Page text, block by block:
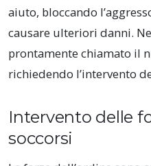
aiuto, bloccando
causare ulteriori danni.
prontamente chiamato il
richiedendo l’intervento
Intervento delle
soccorsi